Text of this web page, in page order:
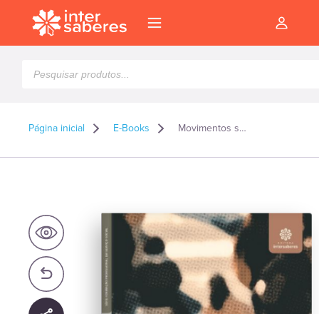
produtos
Página inicial E-Books Movimentos sociais: um apanhado geral de sua influência e sua importância para o serviço social – E-book